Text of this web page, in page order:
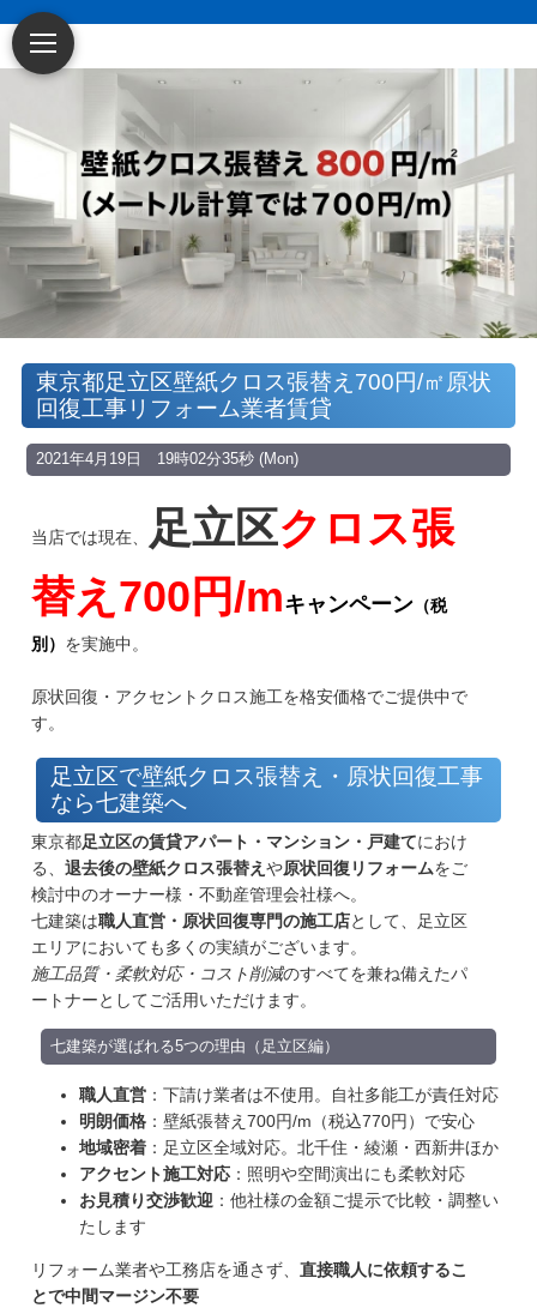
～賃貸アパート・
マンション・戸建てに特化した原状回復・空
室リフォーム業者です～
区 墨田区
東京都足立区壁紙クロス張替え700円/㎡原状
回復工事リフォーム業者賃貸
2021年4月19日 19時02分35秒 (Mon)
当店では現在、 足立区クロス張
替え700円/mキャンペーン （税
別） を実施中。
原状回復・アクセントクロス施工を格安価格でご提供中で
す。
足立区で壁紙クロス張替え・原状回復工事
なら七建築へ
東京都足立区の賃貸アパート・マンション・戸建てにおけ
る、退去後の壁紙クロス張替えや原状回復リフォームをご
検討中のオーナー様・不動産管理会社様へ。
七建築は職人直営・原状回復専門の施工店として、足立区
エリアにおいても多くの実績がございます。
施工品質・柔軟対応・コスト削減のすべてを兼ね備えたパ
ートナーとしてご活用いただけます。
七建築が選ばれる5つの理由（足立区編）
職人直営 ：下請け業者は不使用。自社多能工が責任対応
明朗価格 ：壁紙張替え700円/m（税込770円）で安心
地域密着 ：足立区全域対応。北千住・綾瀬・西新井ほか
アクセント施工対応 ：照明や空間演出にも柔軟対応
お見積り交渉歓迎 ：他社様の金額ご提示で比較・調整い
たします
リフォーム業者や工務店を通さず、直接職人に依頼するこ
とで中間マージン不要